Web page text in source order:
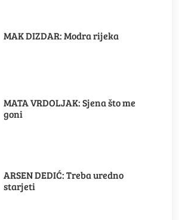
MAK DIZDAR: Modra rijeka
MATA VRDOLJAK: Sjena što me
goni
ARSEN DEDIĆ: Treba uredno
starjeti